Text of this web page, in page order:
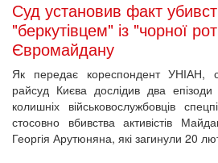
Суд установив факт
"беркутівцем" із "чорної
Євромайдану
Як передає кореспондент УНІАН,
райсуд Києва дослідив два
колишніх військовослужбовців
стосовно вбивства активістів
Георгія Арутюняна, які загинули 20